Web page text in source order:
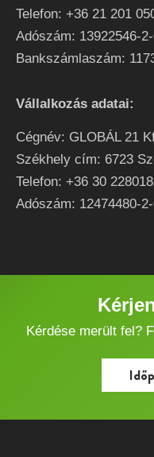
Telefon: +36 21 201
Adószám: 13922546-
Bankszámlaszám:
Vállalkozás adatai:
Cégnév: GLOBÁL 21
Székhely cím: 6723
Telefon: +36 30
Adószám: 12474480-
Kérdése merült fel?